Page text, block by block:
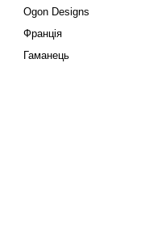
Ogon Designs
Франція
Гаманець